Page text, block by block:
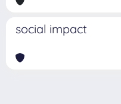
social impact